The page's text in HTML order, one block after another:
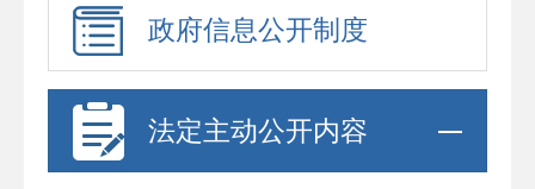
政府信息公开制度
法定主动公开内容